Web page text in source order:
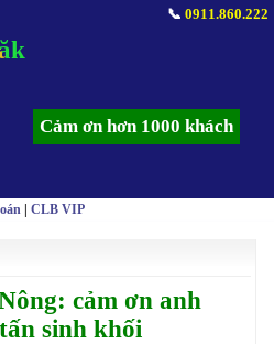
📞 0911.860.222
Cảm ơn hơn 1000 khách
|CLB VIP
cảm ơn anh
sinh khối